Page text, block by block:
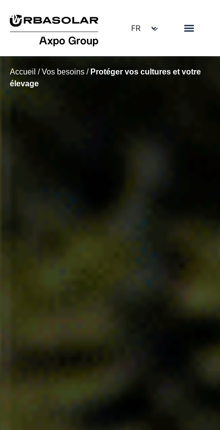
Accueil /Vos besoins / Protéger vos cultures et votre
élevage